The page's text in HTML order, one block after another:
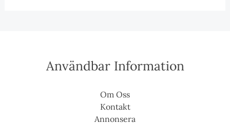
Användbar Information
Om Oss
Kontakt
Annonsera